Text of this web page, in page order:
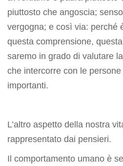
piuttosto che angoscia;
vergogna; e così via: perché
questa comprensione,
saremo in grado di valutare
che intercorre con le
importanti.
L’altro aspetto della nostra
rappresentato dai pensieri.
Il comportamento umano è